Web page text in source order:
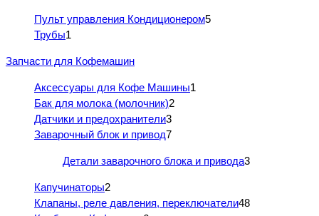
Пульт управления Кондиционером5
Трубы1
Запчасти для Кофемашин
Аксессуары для Кофе Машины1
Бак для молока (молочник)2
Датчики и предохранители3
Заварочный блок и привод7
Детали заварочного блока и привода3
Капучинаторы2
Клапаны, реле давления, переключатели48